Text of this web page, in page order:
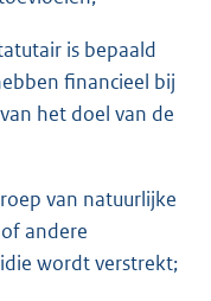
is bepaald
financieel bij
het doel van de
van natuurlijke
andere
wordt verstrekt;